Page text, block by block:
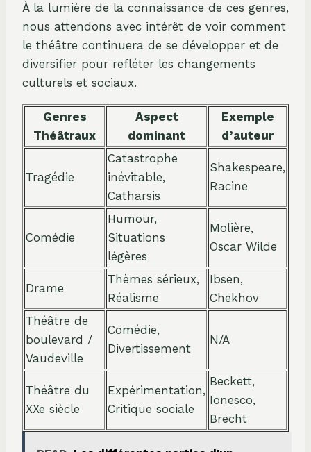
À la lumière de la connaissance de ces genres,
nous attendons avec intérêt de voir comment
le théâtre continuera de se développer et de
diversifier pour refléter les changements
culturels et sociaux.
Genres
Théâtraux
Aspect
dominant
Exemple
d’auteur
Tragédie
Catastrophe
inévitable,
Catharsis
Shakespeare,
Racine
Comédie
Humour,
Situations
légères
Molière,
Oscar Wilde
Drame
Thèmes sérieux,
Réalisme
Ibsen,
Chekhov
Théâtre de
boulevard /
Vaudeville
Comédie,
Divertissement
N/A
Théâtre du
XXe siècle
Expérimentation,
Critique sociale
Beckett,
Ionesco,
Brecht